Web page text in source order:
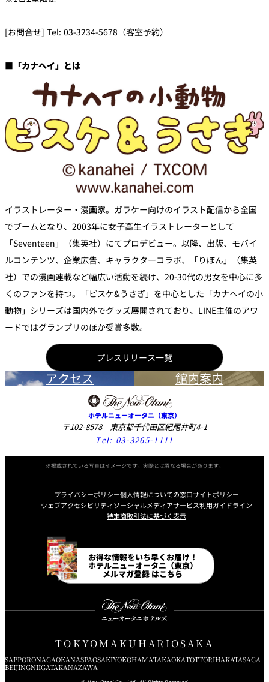
[お問合せ] Tel: 03-3234-5678（客室予約）
■「カナヘイ」とは
イラストレーター・漫画家。ガラケー向けのイラスト配信から全国
でブームとなり、2003年に女子高生イラストレーターとして
「Seventeen」（集英社）にてプロデビュー。以降、出版、モバイ
ルコンテンツ、企業広告、キャラクターコラボ、「りぼん」（集英
社）での漫画連載など幅広い活動を続け、20-30代の男女を中心に多
くのファンを持つ。「ピスケ&うさぎ」を中心とした「カナへイの小
動物」シリーズは国内外でグッズ展開されており、LINE主催のアワ
ードではグランプリのほか受賞多数。
プレスリリース一覧
アクセス 館内案内
ホテルニューオータニ（東京）
〒102-8578 東京都千代田区紀尾井町4-1
Tel: 03-3265-1111
※掲載されている写真はイメージです。実際とは異なる場合があります。
プライバシーポリシー個人情報についての窓口サイトポリシー
ウェブアクセシビリティソーシャルメディアサービス利用ガイドライン
特定商取引法に基づく表示
お得な情報をいち早くお届け！
ホテルニューオータニ（東京）
メルマガ登録 はこちら
TOKYOMAKUHARIOSAKA
SAPPORONAGAOKANASPAOSAKIYOKOHAMATAKAOKATOTTORIHAKATASAGA
BEIJINGNIIGATAKANAZAWA